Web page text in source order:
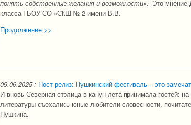
понять собственные желания и возможности». Это мнение
класса ГБОУ СО «СКШ № 2 имени В.В.
Продолжение >>
09.06.2025: Пост-релиз: Пушкинский фестиваль – это
И вновь Северная столица в канун лета принимала гостей:
литературы съехались юные любители словесности,
Пушкина.